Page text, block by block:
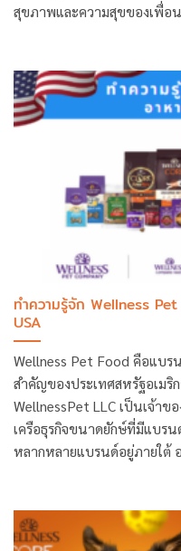
สุขภาพและความสุขของเพื่
ทำความรู้จัก Wellness
USA
Wellness Pet Food คือแบ
สำคัญของประเทศสหรัฐอเม
WellnessPet LLC เป็นเจ้าข
เครือธุรกิจขนาดยักษ์ที่มีแบร
หลากหลายแบรนด์อยู่ภายใต้